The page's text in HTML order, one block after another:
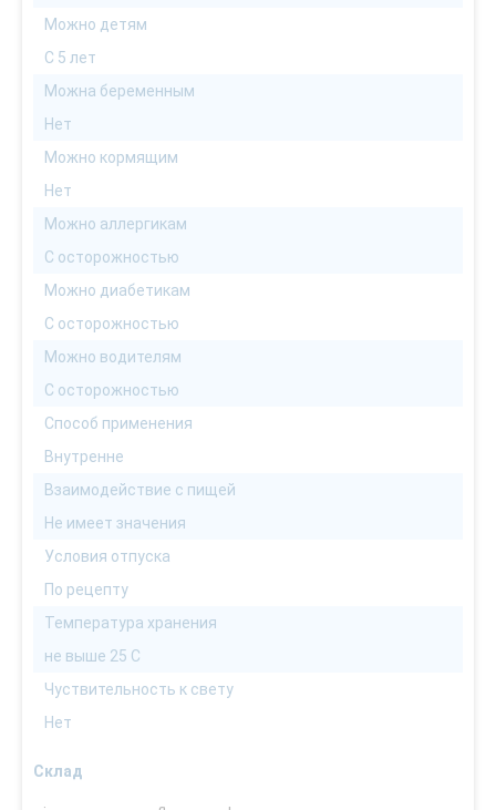
Можно детям
С 5 лет
Можна беременным
Нет
Можно кормящим
Нет
Можно аллергикам
С осторожностью
Можно диабетикам
С осторожностью
Можно водителям
С осторожностью
Способ применения
Внутренне
Взаимодействие с пищей
Не имеет значения
Условия отпуска
По рецепту
Температура хранения
не выше 25 С
Чуствительность к свету
Нет
Склад